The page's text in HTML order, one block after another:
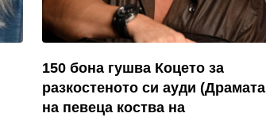
150 бона гушва Коцето за
разкостеното си ауди (Драмата
на певеца коства на